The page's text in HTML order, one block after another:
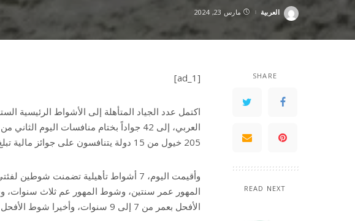
Posted
by
العربية مارس 23, 2024
SHARE
READ NEXT
[ad_1]
اكتمل عدد الجياد المتأهلة إلى الأشواط الرئيسية
العربي، إلى 42 جواداً بختام منافسات
205 خيول من 15 دولة يتنافسون على جوائز مالية تبلغ قيمتها 4 ملايين دولار.
وأقيمت اليوم، 7 أشواط تأهيلية تضمنت
الأفحل بعمر من 7 إلى 9 سنوات، وأخيرا شوط الأفحل بعمر 10 سنوات فأكبر.